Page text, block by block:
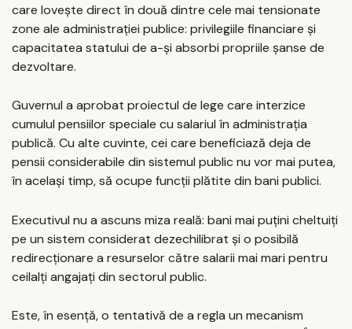
care lovește direct în două dintre cele mai tensionate
zone ale administrației publice: privilegiile financiare și
capacitatea statului de a-și absorbi propriile șanse de
dezvoltare.
Guvernul a aprobat proiectul de lege care interzice
cumulul pensiilor speciale cu salariul în administrația
publică. Cu alte cuvinte, cei care beneficiază deja de
pensii considerabile din sistemul public nu vor mai putea,
în același timp, să ocupe funcții plătite din bani publici.
Executivul nu a ascuns miza reală: bani mai puțini cheltuiți
pe un sistem considerat dezechilibrat și o posibilă
redirecționare a resurselor către salarii mai mari pentru
ceilalți angajați din sectorul public.
Este, în esență, o tentativă de a regla un mecanism